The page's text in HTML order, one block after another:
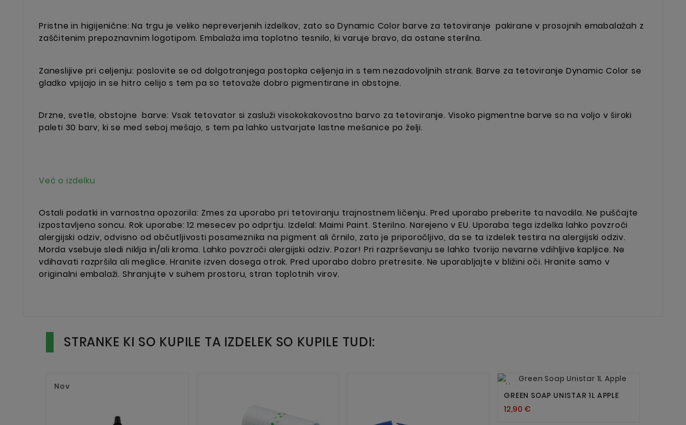
Pristne in higijenične: Na trgu je veliko nepreverjenih izdelkov, zato so Dynamic Color barve za tetoviranje pakirane v prosojnih emabalažah z
zaščitenim prepoznavnim logotipom. Embalaža ima toplotno tesnilo, ki varuje bravo, da ostane sterilna.
Zaneslijive pri celjenju: poslovite se od dolgotranjega postopka celjenja in s tem nezadovoljnih strank. Barve za tetoviranje Dynamic Color se
gladko vpijajo in se hitro celijo s tem pa so tetovaže dobro pigmentirane in obstojne.
Drzne, svetle, obstojne barve: Vsak tetovator si zasluži visokokakovostno barvo za tetoviranje. Visoko pigmentne barve so na voljo v široki
paleti 30 barv, ki se med seboj mešajo, s tem pa lahko ustvarjate lastne mešanice po želji.
Več o izdelku
Ostali podatki in varnostna opozorila: Zmes za uporabo pri tetoviranju trajnostnem ličenju. Pred uporabo preberite ta navodila. Ne puščajte
izpostavljeno soncu. Rok uporabe: 12 mesecev po odprtju. Izdelal: Maimi Paint. Sterilno. Narejeno v EU. Uporaba tega izdelka lahko povzroči
alergijski odziv, odvisno od občutljivosti posameznika na pigment ali črnilo, zato je priporočljivo, da se ta izdelek testira na alergijski odziv.
Morda vsebuje sledi niklja in/ali kroma. Lahko povzroči alergijski odziv. Pozor! Pri razprševanju se lahko tvorijo nevarne vdihljive kapljice. Ne
vdihavati razpršila ali meglice. Hranite izven dosega otrok. Pred uporabo dobro pretresite. Ne uporabljajte v bližini oči. Hranite samo v
originalni embalaži. Shranjujte v suhem prostoru, stran toplotnih virov.
STRANKE KI SO KUPILE TA IZDELEK SO KUPILE TUDI:
Nov Nov

GREEN SOAP UNISTAR 1L APPLE
12,90 €